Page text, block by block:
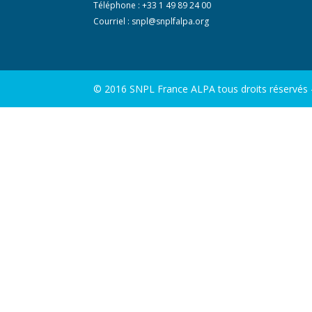
Téléphone : +33 1 49 89 24 00
Courriel : snpl@snplfalpa.org
© 2016 SNPL France ALPA tous droits réservés